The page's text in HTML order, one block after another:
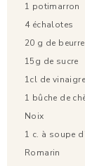
1 potimarron
4 échalotes
20 g de beurre
15g de sucre
1cl de
1 bûche de
Noix
1 c. à soupe
Romarin